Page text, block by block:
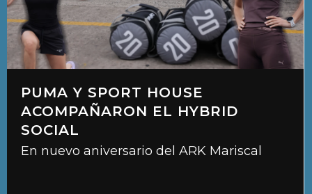
PUMA Y SPORT HOUSE
ACOMPAÑARON EL HYBRID
SOCIAL
En nuevo aniversario del ARK Mariscal